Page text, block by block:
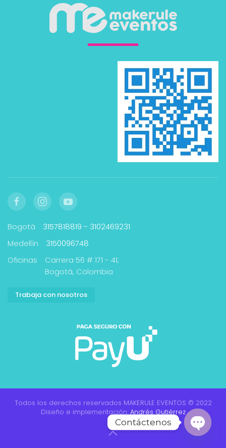
Bogotá
3157818819 - 3102469231
Medellín
3150096748
Oficinas
Carrera 56 # 171 - 41;
Bogotá, Colombia
Trabaja con nosotros
Todos los derechos reservados MAKERULE EVENTOS © 2022
Diseño e implementación:Andrés Gutiérrez
Contáctenos